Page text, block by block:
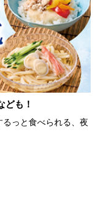
も！
っと食べられる、夜